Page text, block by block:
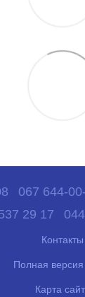
067 644-
29 17
Контакты
Полная версия
Карта